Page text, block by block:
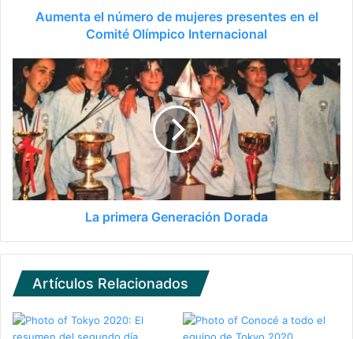
Aumenta el número de mujeres presentes en el
Comité Olímpico Internacional
La primera Generación Dorada
Artículos Relacionados